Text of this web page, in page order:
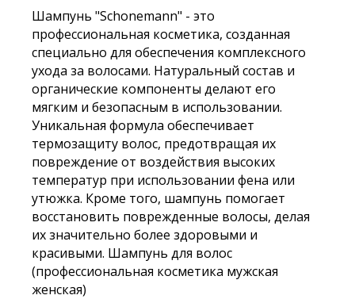
Шампунь "Schonemann" - это
профессиональная косметика, созданная
специально для обеспечения комплексного
ухода за волосами. Натуральный состав и
органические компоненты делают его
мягким и безопасным в использовании.
Уникальная формула обеспечивает
термозащиту волос, предотвращая их
повреждение от воздействия высоких
температур при использовании фена или
утюжка. Кроме того, шампунь помогает
восстановить поврежденные волосы, делая
их значительно более здоровыми и
красивыми. Шампунь для волос
(профессиональная косметика мужская
женская)